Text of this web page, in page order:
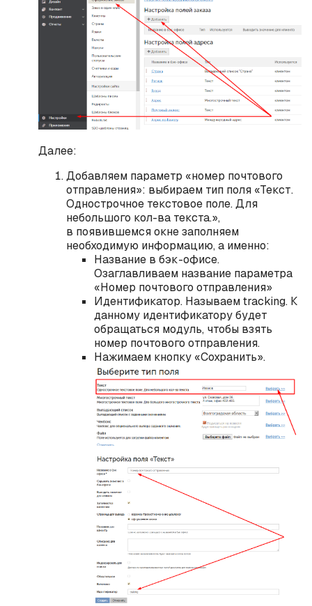
Далее:
Добавляем параметр «номер почтового
отправления»: выбираем тип поля «Текст.
Однострочное текстовое поле. Для
небольшого кол-ва текста.»,
в появившемся окне заполняем
необходимую информацию, а именно:
Название в бэк-офисе.
Озаглавливаем название параметра
«Номер почтового отправления»
Идентификатор. Называем traсking. К
данному идентификатору будет
обращаться модуль, чтобы взять
номер почтового отправления.
Нажимаем кнопку «Сохранить».